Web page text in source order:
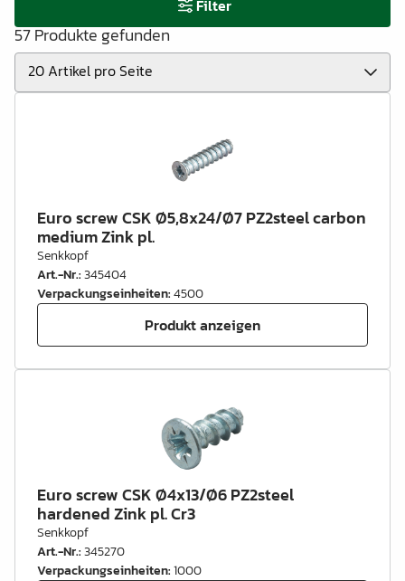
Filter
57 Produkte gefunden
Euro screw CSK Ø5,8x24/Ø7 PZ2steel carbon
medium Zink pl.
Senkkopf
Art.-Nr.:345404
Verpackungseinheiten:4500
Produkt anzeigen
Euro screw CSK Ø4x13/Ø6 PZ2steel
hardened Zink pl. Cr3
Senkkopf
Art.-Nr.:345270
Verpackungseinheiten:1000